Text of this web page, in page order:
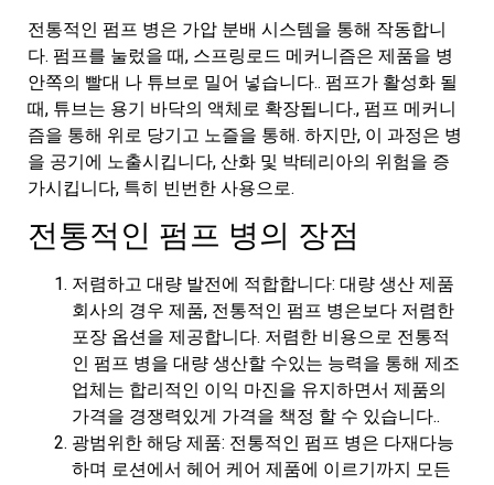
전통적인 펌프 병은 가압 분배 시스템을 통해 작동합니
다. 펌프를 눌렀을 때, 스프링로드 메커니즘은 제품을 병
안쪽의 빨대 나 튜브로 밀어 넣습니다.. 펌프가 활성화 될
때, 튜브는 용기 바닥의 액체로 확장됩니다., 펌프 메커니
즘을 통해 위로 당기고 노즐을 통해. 하지만, 이 과정은 병
을 공기에 노출시킵니다, 산화 및 박테리아의 위험을 증
가시킵니다, 특히 빈번한 사용으로.
전통적인 펌프 병의 장점
저렴하고 대량 발전에 적합합니다: 대량 생산 제품
회사의 경우 제품, 전통적인 펌프 병은보다 저렴한
포장 옵션을 제공합니다. 저렴한 비용으로 전통적
인 펌프 병을 대량 생산할 수있는 능력을 통해 제조
업체는 합리적인 이익 마진을 유지하면서 제품의
가격을 경쟁력있게 가격을 책정 할 수 있습니다..
광범위한 해당 제품: 전통적인 펌프 병은 다재다능
하며 로션에서 헤어 케어 제품에 이르기까지 모든